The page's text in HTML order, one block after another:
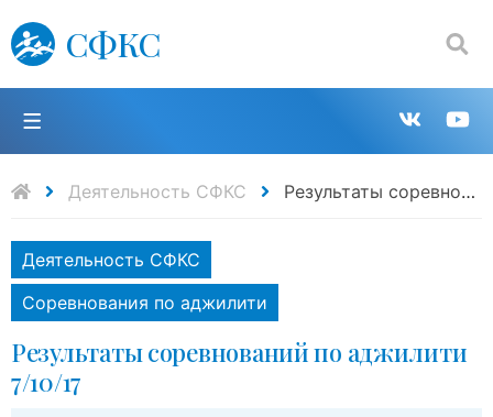
СФКС
Поиск:
в
Деятельность СФКС Результаты соревнований по аджилити 7/10/17
Деятельность СФКС
Соревнования по аджилити
Результаты соревнований по аджилити
7/10/17